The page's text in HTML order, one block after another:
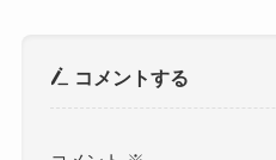
コメントする